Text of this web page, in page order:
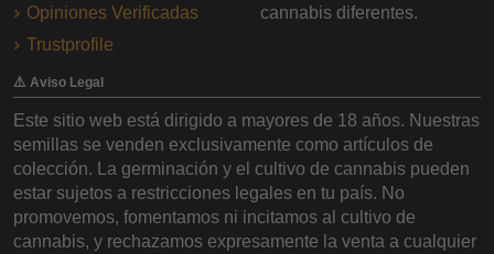
Opiniones Verificadas
Trustprofile
cannabis diferentes.
⚠️ Aviso Legal
Este sitio web está dirigido a mayores de 18 años. Nuestras
semillas se venden exclusivamente como artículos de
colección. La germinación y el cultivo de cannabis pueden
estar sujetos a restricciones legales en tu país. No
promovemos, fomentamos ni incitamos al cultivo de
cannabis, y rechazamos expresamente la venta a cualquier